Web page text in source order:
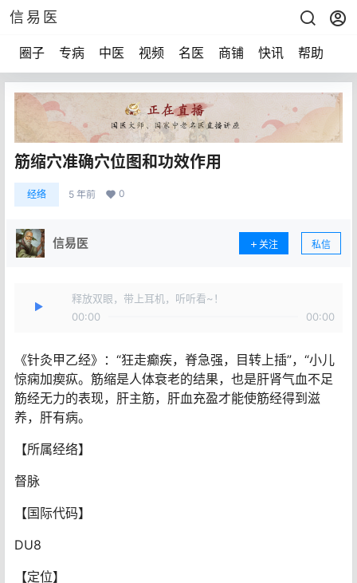
信易医
圈子 专病 中医 视频 名医 商铺 快讯 帮助
筋缩穴准确穴位图和功效作用
经络 5 年前 0
信易医 关注 私信
释放双眼，带上耳机，听听看~！
00:00
00:00
《针灸甲乙经》：“狂走癫疾，脊急强，目转上插”，“小儿
惊痫加瘈疭。筋缩是人体衰老的结果，也是肝肾气血不足
筋经无力的表现，肝主筋，肝血充盈才能使筋经得到滋
养，肝有病。
【所属经络】
督脉
【国际代码】
DU8
【定位】